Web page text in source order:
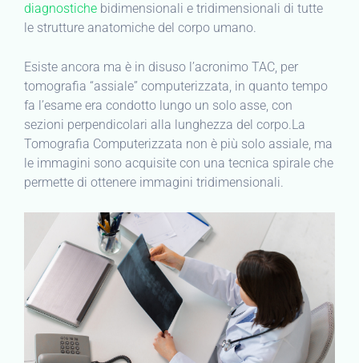
diagnostiche bidimensionali e tridimensionali di tutte
le strutture anatomiche del corpo umano.
Esiste ancora ma è in disuso l’acronimo TAC, per
tomografia “assiale” computerizzata, in quanto tempo
fa l’esame era condotto lungo un solo asse, con
sezioni perpendicolari alla lunghezza del corpo.La
Tomografia Computerizzata non è più solo assiale, ma
le immagini sono acquisite con una tecnica spirale che
permette di ottenere immagini tridimensionali.